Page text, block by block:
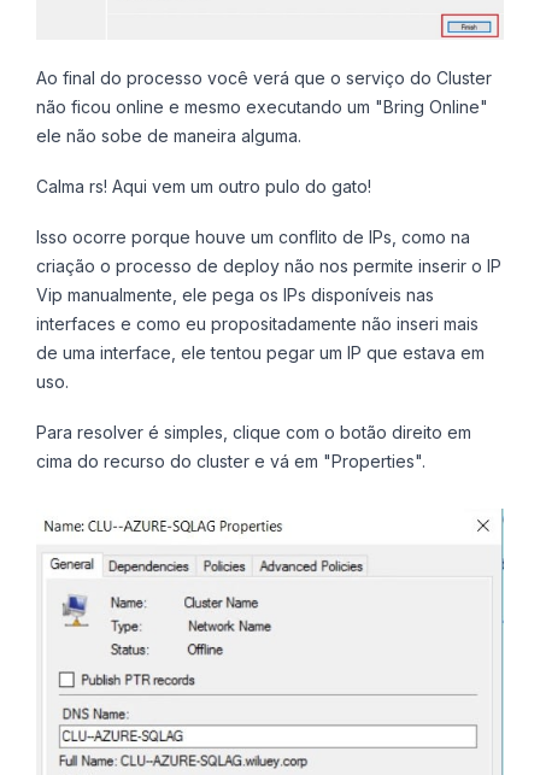
Ao final do processo você verá que o serviço do Cluster
não ficou online e mesmo executando um "Bring Online"
ele não sobe de maneira alguma.
Calma rs! Aqui vem um outro pulo do gato!
Isso ocorre porque houve um conflito de IPs, como na
criação o processo de deploy não nos permite inserir o IP
Vip manualmente, ele pega os IPs disponíveis nas
interfaces e como eu propositadamente não inseri mais
de uma interface, ele tentou pegar um IP que estava em
uso.
Para resolver é simples, clique com o botão direito em
cima do recurso do cluster e vá em "Properties".